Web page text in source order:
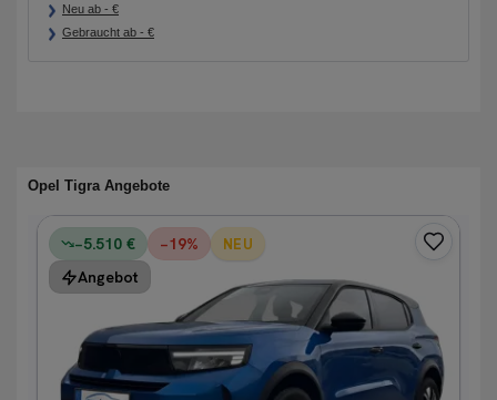
Neu ab - €
Gebraucht ab - €
Opel Tigra Angebote
−5.510 € −19% NEU
Angebot